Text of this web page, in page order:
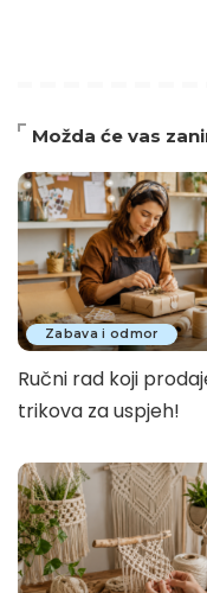
Možda će vas
Zabava i odmor
Ručni rad koji
trikova za uspjeh!